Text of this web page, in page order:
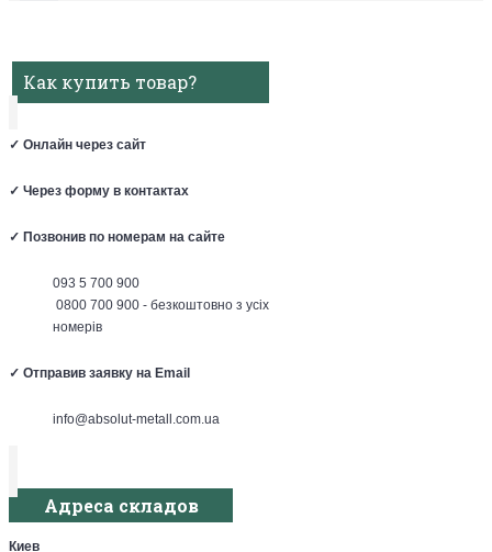
Как купить товар?
✓ Онлайн через сайт
✓ Через форму в контактах
✓ Позвонив по номерам на сайте
093 5 700 900
0800 700 900 - безкоштовно з усіх
номерів
✓ Отправив заявку на Email
info@absolut-metall.com.ua
Адреса складов
Киев